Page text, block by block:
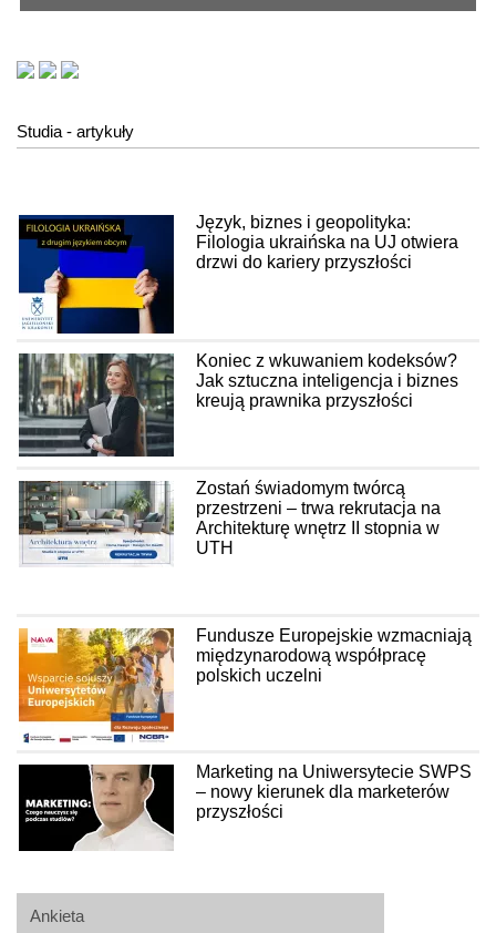
Ankieta
Studia - artykuły
Język, biznes i geopolityka:
Filologia ukraińska na UJ otwiera
drzwi do kariery przyszłości
Koniec z wkuwaniem kodeksów?
Jak sztuczna inteligencja i biznes
kreują prawnika przyszłości
Zostań świadomym twórcą
przestrzeni – trwa rekrutacja na
Architekturę wnętrz II stopnia w
UTH
Fundusze Europejskie wzmacniają
międzynarodową współpracę
polskich uczelni
Marketing na Uniwersytecie SWPS
– nowy kierunek dla marketerów
przyszłości